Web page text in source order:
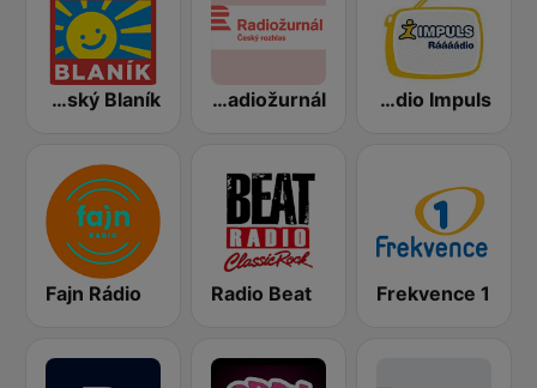
Radio Impuls
Český rozhlas Radiožurnál
Český Blaník
Frekvence 1
Radio Beat
Fajn Rádio